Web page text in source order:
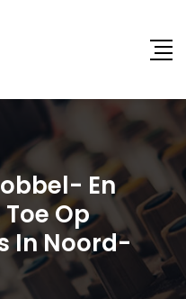
En
Op
In Noord-